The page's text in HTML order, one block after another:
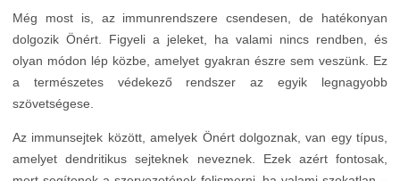
Még most is, az immunrendszere csendesen, de hatékonyan
dolgozik Önért. Figyeli a jeleket, ha valami nincs rendben, és
olyan módon lép közbe, amelyet gyakran észre sem veszünk. Ez
a természetes védekező rendszer az egyik legnagyobb
szövetségese.
Az immunsejtek között, amelyek Önért dolgoznak, van egy típus,
amelyet dendritikus sejteknek neveznek. Ezek azért fontosak,